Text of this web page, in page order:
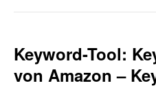
Keyword-Tool:
von Amazon –